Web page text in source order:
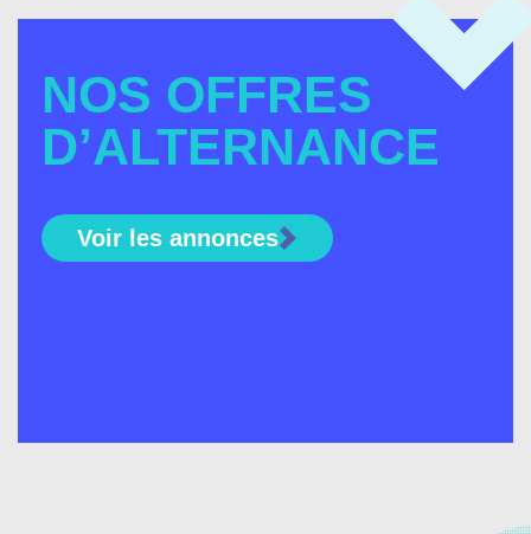
NOS OFFRES
D’ALTERNANCE
Voir les annonces